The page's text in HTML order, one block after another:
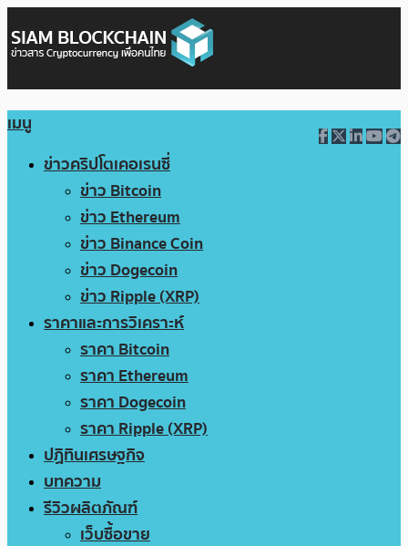
เมนู
ข่าวคริปโตเคอเรนซี่
ข่าว Bitcoin
ข่าว Ethereum
ข่าว Binance Coin
ข่าว Dogecoin
ข่าว Ripple (XRP)
ราคาและการวิเคราะห์
ราคา Bitcoin
ราคา Ethereum
ราคา Dogecoin
ราคา Ripple (XRP)
ปฏิทินเศรษฐกิจ
บทความ
รีวิวผลิตภัณฑ์
เว็บซื้อขาย